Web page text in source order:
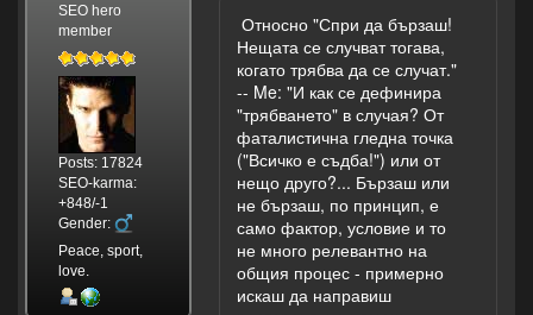
SEO hero
member
Posts: 17824
SEO-karma:
+848/-1
Gender:
Peace, sport,
love.
Относно "Спри да бързаш!
Нещата се случват тогава,
когато трябва да се случат."
-- Me: "И как се дефинира
"трябването" в случая? От
фаталистична гледна точка
("Всичко е съдба!") или от
нещо друго?... Бързаш или
не бързаш, по принцип, е
само фактор, условие и то
не много релевантно на
общия процес - примерно
искаш да направиш